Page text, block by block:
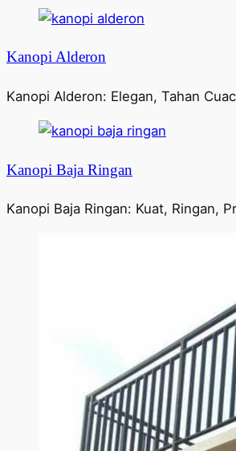
Kanopi Alderon
Kanopi Alderon: Elegan, Tahan
Kanopi Baja Ringan
Kanopi Baja Ringan: Kuat, Ringan,